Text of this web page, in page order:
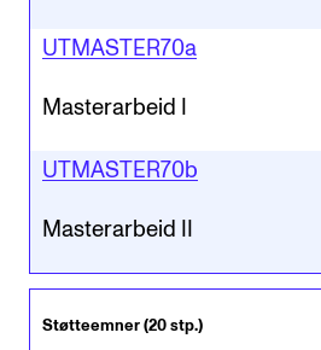
UTMASTER70a
Masterarbeid I
UTMASTER70b
Masterarbeid II
Støtteemner (20 stp.)